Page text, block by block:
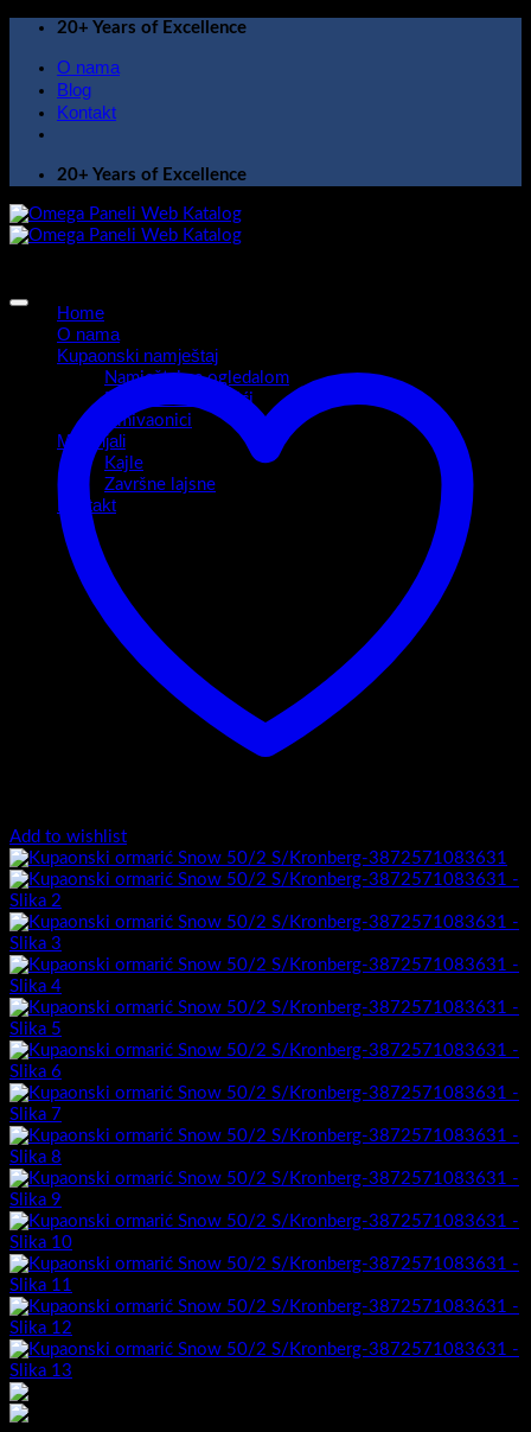
Skip
content
20+ Years of Excellence
O nama
Blog
Kontakt
20+ Years of Excellence
Home
O nama
Kupaonski namještaj
Namještaj sa ogledalom
Kupaonski ormarići
Umivaonici
Materijali
Kajle
Završne lajsne
Kontakt
Add to wishlist